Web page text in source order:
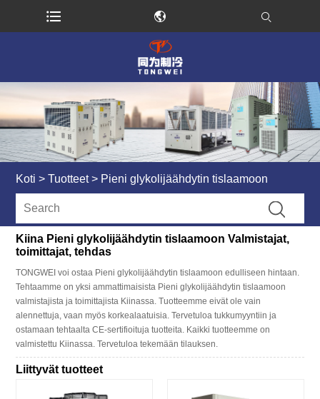
Koti > Tuotteet > Pieni glykolijäähdytin tislaamoon
Kiina Pieni glykolijäähdytin tislaamoon Valmistajat,
toimittajat, tehdas
TONGWEI voi ostaa Pieni glykolijäähdytin tislaamoon edulliseen hintaan.
Tehtaamme on yksi ammattimaisista Pieni glykolijäähdytin tislaamoon
valmistajista ja toimittajista Kiinassa. Tuotteemme eivät ole vain
alennettuja, vaan myös korkealaatuisia. Tervetuloa tukkumyyntiin ja
ostamaan tehtaalta CE-sertifioituja tuotteita. Kaikki tuotteemme on
valmistettu Kiinassa. Tervetuloa tekemään tilauksen.
Liittyvät tuotteet